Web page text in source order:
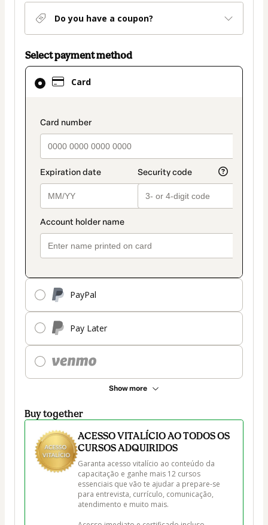
Do you have a coupon?
Select payment method
Card
payment_data.section_title_v2
PayPal
Pay Later
Show more
Card
selected
method
Buy together
ACESSO VITALÍCIO AO TODOS OS
CURSOS ADQUIRIDOS
Garanta acesso vitalício ao conteúdo da
capacitação e ganhe mais 12 cursos
essenciais que vão te ajudar a prepare-se
para entrevista, currículo, comunicação,
atendimento e muito mais.